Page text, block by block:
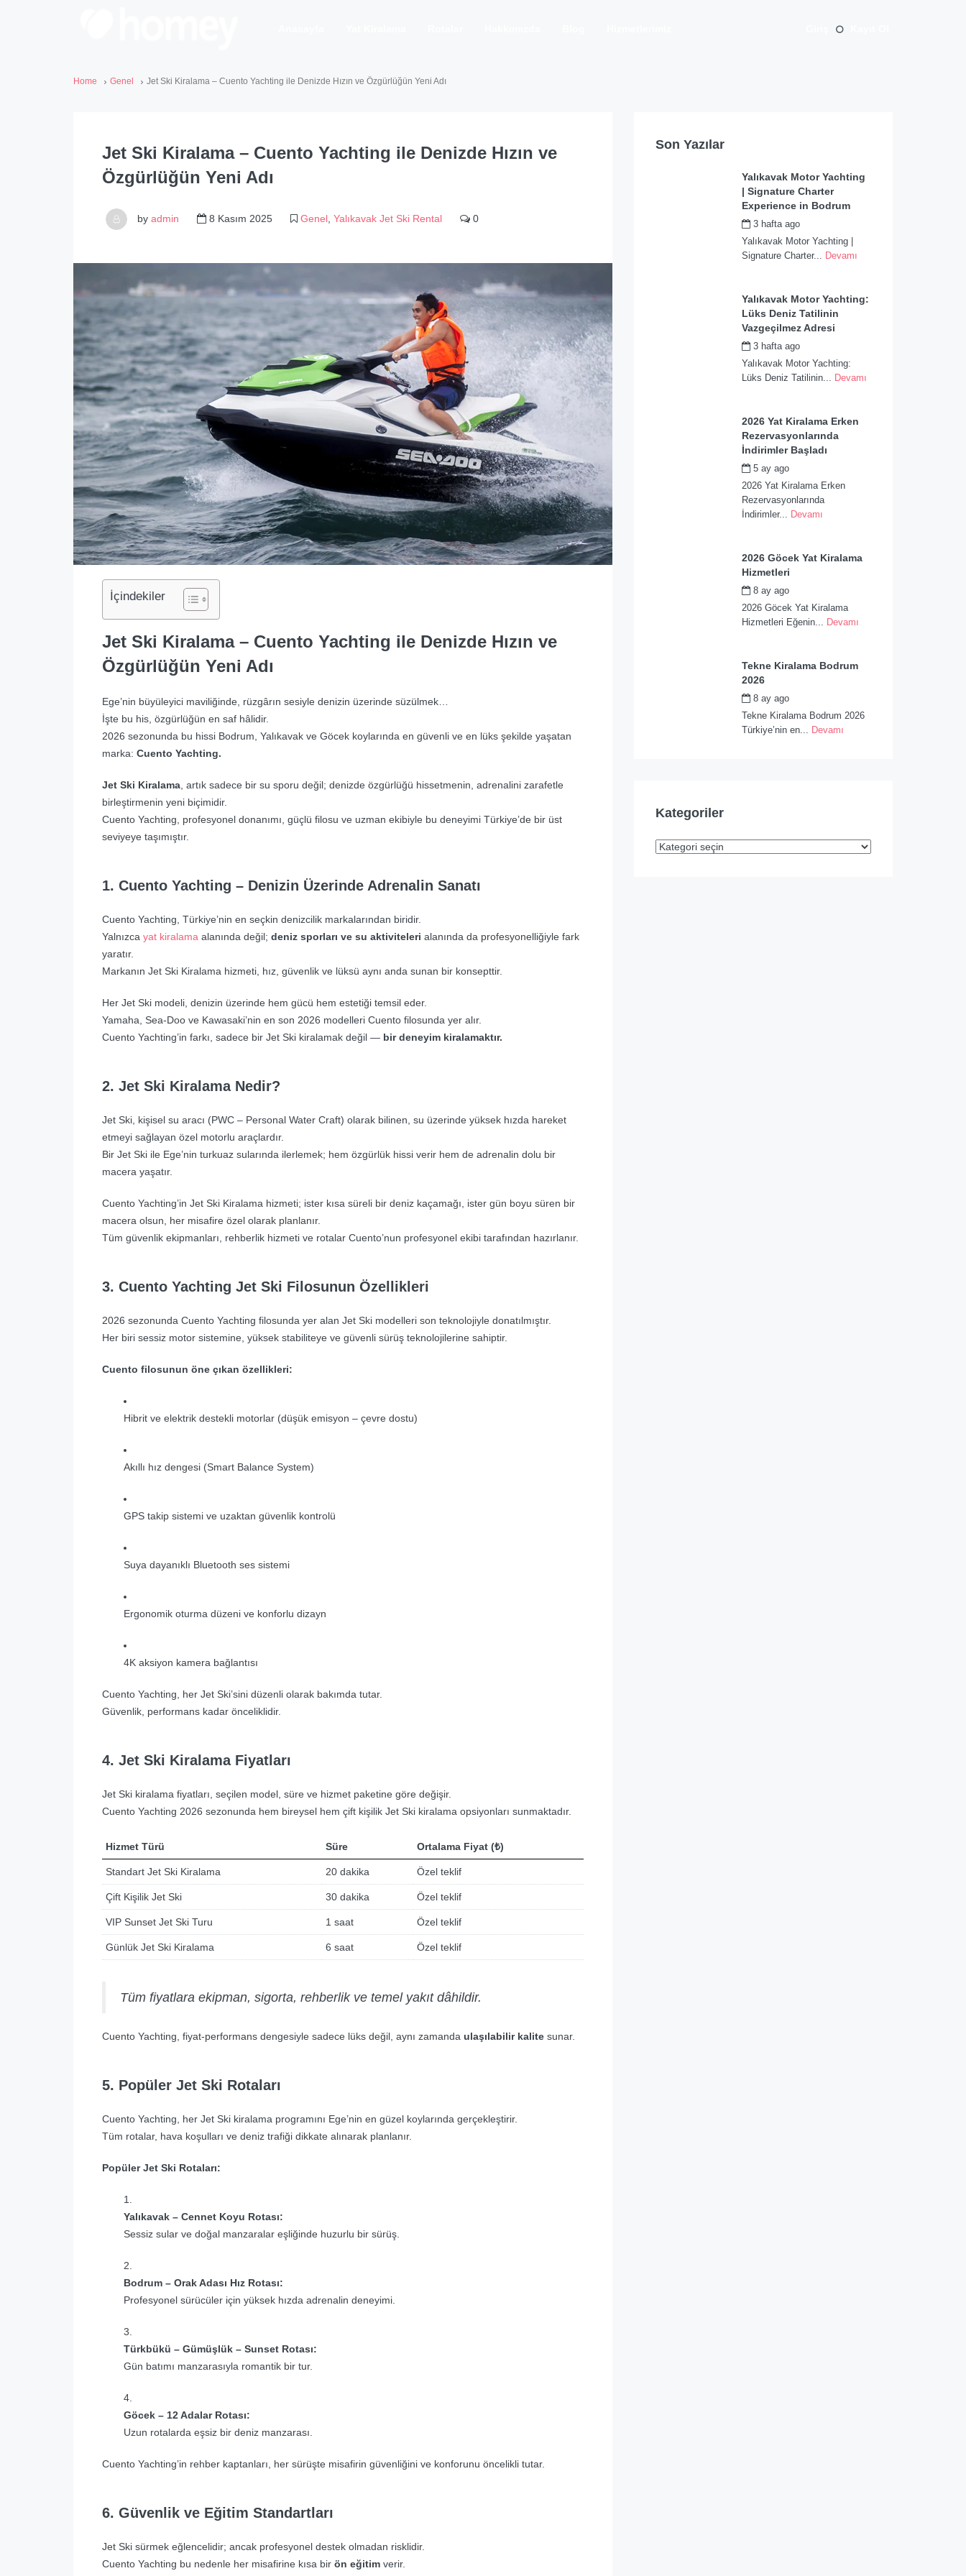
Home Genel Jet Ski Kiralama – Cuento Yachting ile Denizde Hızın ve Özgürlüğün Yeni Adı
Jet Ski Kiralama – Cuento Yachting ile Denizde Hızın ve
Özgürlüğün Yeni Adı
by admin 8 Kasım 2025 Genel Yalıkavak Jet Ski Rental 0
İçindekiler
Jet Ski Kiralama – Cuento Yachting ile Denizde Hızın ve
Özgürlüğün Yeni Adı
Ege’nin büyüleyici maviliğinde, rüzgârın sesiyle denizin üzerinde süzülmek…
İşte bu his, özgürlüğün en saf hâlidir.
2026 sezonunda bu hissi Bodrum, Yalıkavak ve Göcek koylarında en güvenli ve en lüks şekilde yaşatan
marka: Cuento Yachting.
Jet Ski Kiralama , artık sadece bir su sporu değil; denizde özgürlüğü hissetmenin, adrenalini zarafetle
birleştirmenin yeni biçimidir.
Cuento Yachting, profesyonel donanımı, güçlü filosu ve uzman ekibiyle bu deneyimi Türkiye’de bir üst
seviyeye taşımıştır.
1. Cuento Yachting – Denizin Üzerinde Adrenalin Sanatı
Cuento Yachting, Türkiye’nin en seçkin denizcilik markalarından biridir.
Yalnızca yat kiralama alanında değil; deniz sporları ve su aktiviteleri alanında da profesyonelliğiyle fark
yaratır.
Markanın Jet Ski Kiralama hizmeti, hız, güvenlik ve lüksü aynı anda sunan bir konsepttir.
Her Jet Ski modeli, denizin üzerinde hem gücü hem estetiği temsil eder.
Yamaha, Sea-Doo ve Kawasaki’nin en son 2026 modelleri Cuento filosunda yer alır.
Cuento Yachting’in farkı, sadece bir Jet Ski kiralamak değil — bir deneyim kiralamaktır.
2. Jet Ski Kiralama Nedir?
Jet Ski, kişisel su aracı (PWC – Personal Water Craft) olarak bilinen, su üzerinde yüksek hızda hareket
etmeyi sağlayan özel motorlu araçlardır.
Bir Jet Ski ile Ege’nin turkuaz sularında ilerlemek; hem özgürlük hissi verir hem de adrenalin dolu bir
macera yaşatır.
Cuento Yachting’in Jet Ski Kiralama hizmeti; ister kısa süreli bir deniz kaçamağı, ister gün boyu süren bir
macera olsun, her misafire özel olarak planlanır.
Tüm güvenlik ekipmanları, rehberlik hizmeti ve rotalar Cuento’nun profesyonel ekibi tarafından hazırlanır.
3. Cuento Yachting Jet Ski Filosunun Özellikleri
2026 sezonunda Cuento Yachting filosunda yer alan Jet Ski modelleri son teknolojiyle donatılmıştır.
Her biri sessiz motor sistemine, yüksek stabiliteye ve güvenli sürüş teknolojilerine sahiptir.
Cuento filosunun öne çıkan özellikleri:
Hibrit ve elektrik destekli motorlar (düşük emisyon – çevre dostu)
Akıllı hız dengesi (Smart Balance System)
GPS takip sistemi ve uzaktan güvenlik kontrolü
Suya dayanıklı Bluetooth ses sistemi
Ergonomik oturma düzeni ve konforlu dizayn
4K aksiyon kamera bağlantısı
Cuento Yachting, her Jet Ski’sini düzenli olarak bakımda tutar.
Güvenlik, performans kadar önceliklidir.
4. Jet Ski Kiralama Fiyatları
Jet Ski kiralama fiyatları, seçilen model, süre ve hizmet paketine göre değişir.
Cuento Yachting 2026 sezonunda hem bireysel hem çift kişilik Jet Ski kiralama opsiyonları sunmaktadır.
Hizmet Türü Süre Ortalama Fiyat (₺)
Standart Jet Ski Kiralama 20 dakika Özel teklif
Çift Kişilik Jet Ski 30 dakika Özel teklif
VIP Sunset Jet Ski Turu 1 saat Özel teklif
Günlük Jet Ski Kiralama 6 saat Özel teklif
Tüm fiyatlara ekipman, sigorta, rehberlik ve temel yakıt dâhildir.
Cuento Yachting, fiyat-performans dengesiyle sadece lüks değil, aynı zamanda ulaşılabilir kalite sunar.
5. Popüler Jet Ski Rotaları
Cuento Yachting, her Jet Ski kiralama programını Ege’nin en güzel koylarında gerçekleştirir.
Tüm rotalar, hava koşulları ve deniz trafiği dikkate alınarak planlanır.
Popüler Jet Ski Rotaları:
Yalıkavak – Cennet Koyu Rotası:
Sessiz sular ve doğal manzaralar eşliğinde huzurlu bir sürüş.
Bodrum – Orak Adası Hız Rotası:
Profesyonel sürücüler için yüksek hızda adrenalin deneyimi.
Türkbükü – Gümüşlük – Sunset Rotası:
Gün batımı manzarasıyla romantik bir tur.
Göcek – 12 Adalar Rotası:
Uzun rotalarda eşsiz bir deniz manzarası.
Cuento Yachting’in rehber kaptanları, her sürüşte misafirin güvenliğini ve konforunu öncelikli tutar.
6. Güvenlik ve Eğitim Standartları
Jet Ski sürmek eğlencelidir; ancak profesyonel destek olmadan risklidir.
Cuento Yachting bu nedenle her misafirine kısa bir ön eğitim verir.
Son Yazılar
Yalıkavak Motor Yachting
| Signature Charter
Experience in Bodrum
3 hafta ago
Yalıkavak Motor Yachting |
Signature Charter...
Devamı
Yalıkavak Motor Yachting:
Lüks Deniz Tatilinin
Vazgeçilmez Adresi
3 hafta ago
Yalıkavak Motor Yachting:
Lüks Deniz Tatilinin...
Devamı
2026 Yat Kiralama Erken
Rezervasyonlarında
İndirimler Başladı
5 ay ago
2026 Yat Kiralama Erken
Rezervasyonlarında
İndirimler...
Devamı
2026 Göcek Yat Kiralama
Hizmetleri
8 ay ago
2026 Göcek Yat Kiralama
Hizmetleri Eğenin...
Devamı
Tekne Kiralama Bodrum
2026
8 ay ago
Tekne Kiralama Bodrum 2026
Türkiye’nin en...
Devamı
Kategoriler